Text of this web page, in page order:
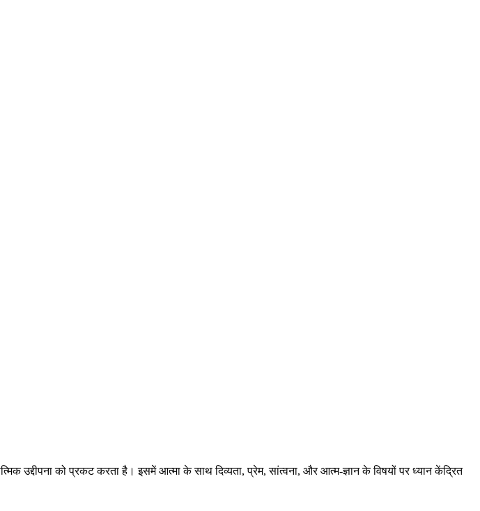
को प्रकट करता है। इसमें आत्मा के साथ दिव्यता, प्रेम, सांत्वना, और आत्म-ज्ञान के विषयों पर ध्यान केंद्रित